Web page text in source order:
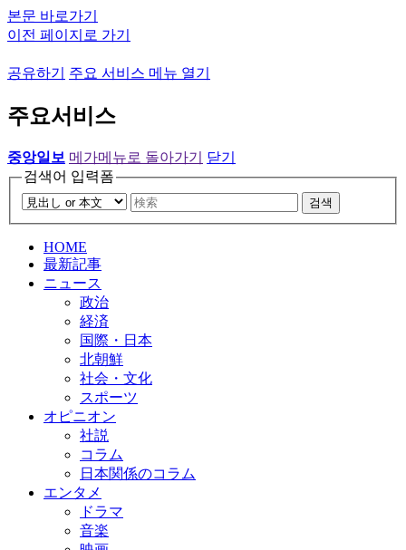
본문 바로가기
이전 페이지로 가기
공유하기 주요 서비스 메뉴 열기
주요서비스
중앙일보 메가메뉴로 돌아가기
닫기
검색어 입력폼
검색
HOME
最新記事
ニュース
政治
経済
国際・日本
北朝鮮
社会・文化
スポーツ
オピニオン
社説
コラム
日本関係のコラム
エンタメ
ドラマ
音楽